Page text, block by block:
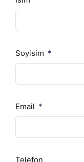
Soyisim
Email
Telefon